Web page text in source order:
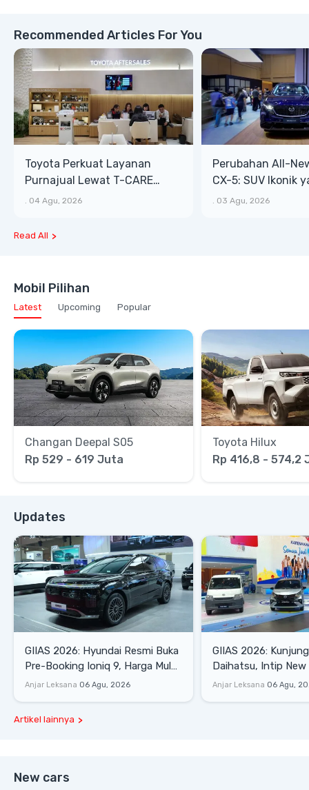
Recommended Articles For You
Toyota Perkuat Layanan
Purnajual Lewat T-CARE
XTRA, Manfaat Lebih Besar
04 Agu, 2026
Perubahan All-
CX-5: SUV Ikonik
Bongsor, Mewah,
03 Agu, 2026
Read All
Mobil Pilihan
Latest Upcoming Popular
Changan Deepal S05
Rp 529 - 619 Juta
Toyota Hilux
Rp 416,8 - 574,2
Updates
GIIAS 2026: Hyundai Resmi Buka
Pre-Booking Ioniq 9, Harga Mulai
Rp1,49 Miliar
Anjar Leksana 06 Agu, 2026
GIIAS 2026:
Daihatsu, Intip New
SE hingga Gran
Anjar Leksana 06 Agu,
Artikel lainnya
New cars